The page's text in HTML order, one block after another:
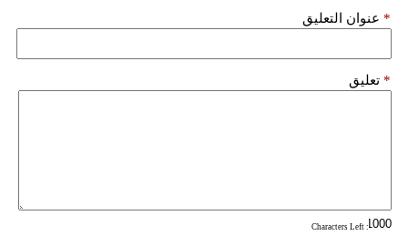
عنوان التعليق *
تعليق *
: Characters Left